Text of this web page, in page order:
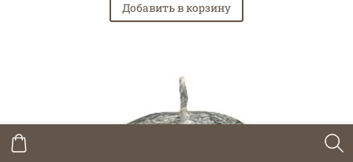
Добавить в корзину